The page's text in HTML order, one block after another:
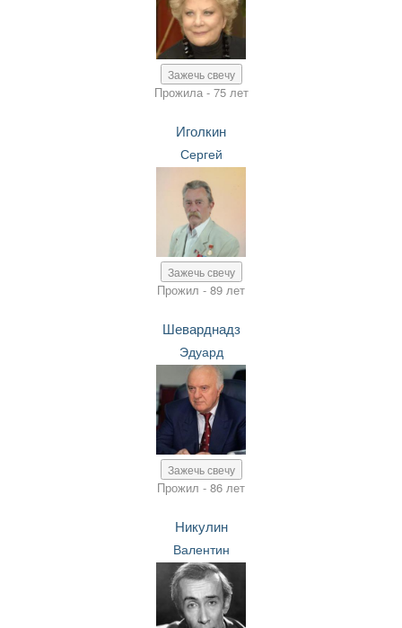
Зажечь свечу
Прожила - 75 лет
Иголкин
Сергей
Зажечь свечу
Прожил - 89 лет
Шеварднадз
Эдуард
Зажечь свечу
Прожил - 86 лет
Никулин
Валентин